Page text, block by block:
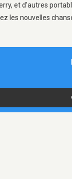
et d'autres
les nouvelles